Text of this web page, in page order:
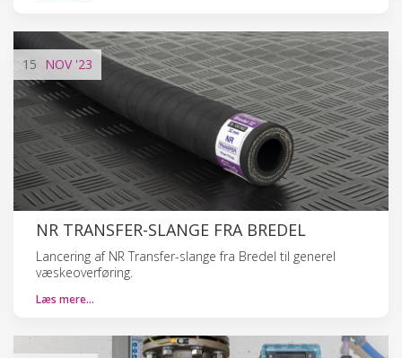
15 NOV'23
NR TRANSFER-SLANGE FRA BREDEL
Lancering af NR Transfer-slange fra Bredel til generel
væskeoverføring.
Læs mere…